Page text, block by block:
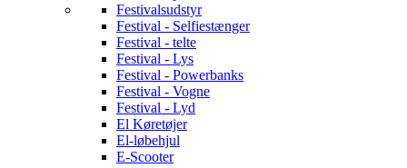
Festivalsudstyr
Festival - Selfiestænger
Festival - telte
Festival - Lys
Festival - Powerbanks
Festival - Vogne
Festival - Lyd
El Køretøjer
El-løbehjul
E-Scooter